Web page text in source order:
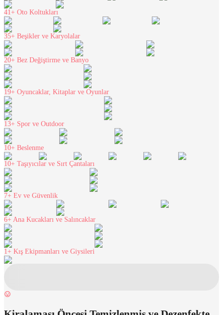
41+ Oto Koltukları
35+ Beşikler ve Karyolalar
20+ Bez Değiştirme ve Banyo
19+ Oyuncaklar, Kitaplar ve Oyunlar
13+ Spor ve Outdoor
10+ Beslenme
10+ Taşıyıcılar ve Sırt Çantaları
7+ Ev ve Güvenlik
6+ Ana Kucakları ve Salıncaklar
1+ Kış Ekipmanları ve Giysileri